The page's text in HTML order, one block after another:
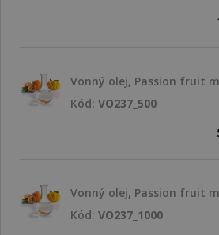
Vonný olej, Passion fruit
Kód: VO237_500
Vonný olej, Passion fruit
Kód: VO237_1000